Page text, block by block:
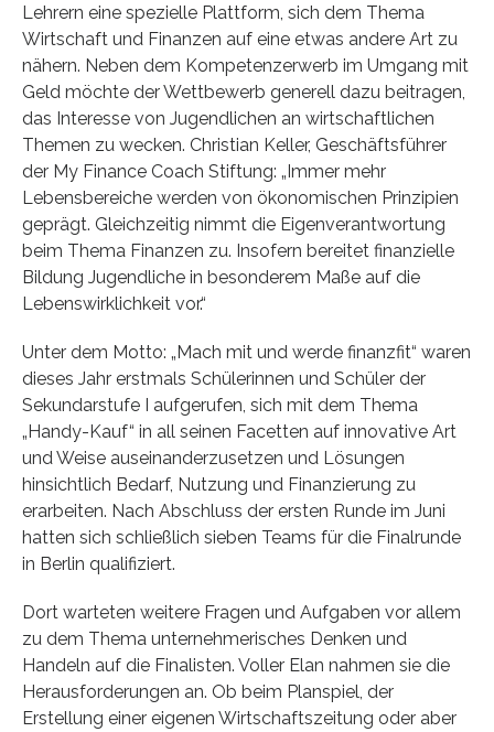
Lehrern eine spezielle Plattform, sich dem Thema
Wirtschaft und Finanzen auf eine etwas andere Art zu
nähern. Neben dem Kompetenzerwerb im Umgang mit
Geld möchte der Wettbewerb generell dazu beitragen,
das Interesse von Jugendlichen an wirtschaftlichen
Themen zu wecken. Christian Keller, Geschäftsführer
der My Finance Coach Stiftung: „Immer mehr
Lebensbereiche werden von ökonomischen Prinzipien
geprägt. Gleichzeitig nimmt die Eigenverantwortung
beim Thema Finanzen zu. Insofern bereitet finanzielle
Bildung Jugendliche in besonderem Maße auf die
Lebenswirklichkeit vor.“
Unter dem Motto: „Mach mit und werde finanzfit“ waren
dieses Jahr erstmals Schülerinnen und Schüler der
Sekundarstufe I aufgerufen, sich mit dem Thema
„Handy-Kauf“ in all seinen Facetten auf innovative Art
und Weise auseinanderzusetzen und Lösungen
hinsichtlich Bedarf, Nutzung und Finanzierung zu
erarbeiten. Nach Abschluss der ersten Runde im Juni
hatten sich schließlich sieben Teams für die Finalrunde
in Berlin qualifiziert.
Dort warteten weitere Fragen und Aufgaben vor allem
zu dem Thema unternehmerisches Denken und
Handeln auf die Finalisten. Voller Elan nahmen sie die
Herausforderungen an. Ob beim Planspiel, der
Erstellung einer eigenen Wirtschaftszeitung oder aber